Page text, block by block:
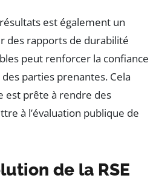
est également un
des rapports de durabilité
peut renforcer la confiance
parties prenantes. Cela
est prête à rendre des
à l’évaluation publique de
de la RSE